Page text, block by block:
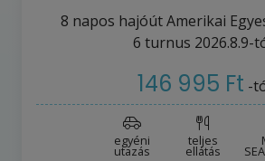
8 napos hajóútAmerikai
6 turnus 2026.8.9-
146 995 Ft -
egyéni
utazás
teljes
ellátás